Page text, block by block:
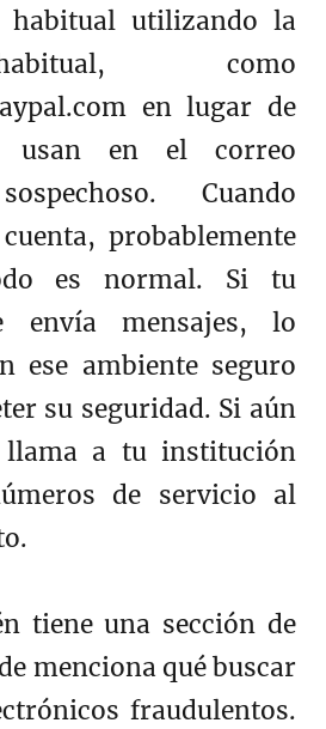
habitual utilizando la
como
en lugar de
usan en el correo
Cuando
probablemente
es normal. Si tu
envía mensajes, lo
ese ambiente seguro
su seguridad. Si aún
llama a tu institución
de servicio al
tiene una sección de
menciona qué buscar
fraudulentos.